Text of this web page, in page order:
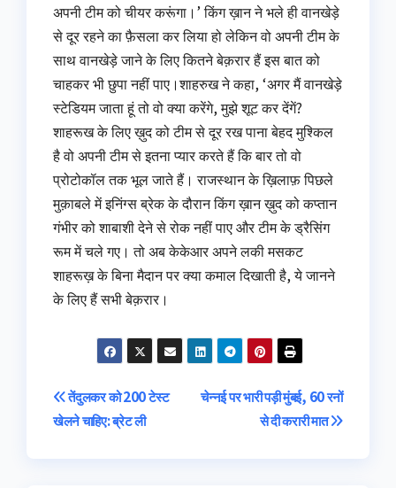
अपनी टीम को चीयर करूंगा।’ किंग ख़ान ने भले ही वानखेड़े
से दूर रहने का फ़ैसला कर लिया हो लेकिन वो अपनी टीम के
साथ वानखेड़े जाने के लिए कितने बेक़रार हैं इस बात को
चाहकर भी छुपा नहीं पाए।शाहरुख ने कहा, ‘अगर मैं वानखेड़े
स्टेडियम जाता हूं तो वो क्या करेंगे, मुझे शूट कर देंगें?
शाहरूख के लिए ख़ुद को टीम से दूर रख पाना बेहद मुश्किल
है वो अपनी टीम से इतना प्यार करते हैं कि बार तो वो
प्रोटोकॉल तक भूल जाते हैं। राजस्थान के ख़िलाफ़ पिछले
मुक़ाबले में इनिंग्स ब्रेक के दौरान किंग ख़ान ख़ुद को कप्तान
गंभीर को शाबाशी देने से रोक नहीं पाए और टीम के ड्रैसिंग
रूम में चले गए। तो अब केकेआर अपने लकी मसकट
शाहरूख़ के बिना मैदान पर क्या कमाल दिखाती है, ये जानने
के लिए हैं सभी बेक़रार।
Post
navigation
चेन्नई पर भारी पड़ी मुंबई, 60 रनों
से दी करारी मात
तेंदुलकर को 200 टेस्ट
खेलने चाहिए: ब्रेट ली